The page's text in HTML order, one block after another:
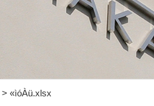
> «ìóÀü.xlsx